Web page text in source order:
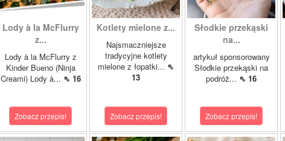
Lody à la McFlurry
z...
Lody à la McFlurry z
Kinder Bueno (Ninja
Creami) Lody à... ⇖ 16
Zobacz przepis!
Kotlety mielone z...
Najsmaczniejsze
tradycyjne kotlety
mielone z łopatki... ⇖
13
Zobacz przepis!
Słodkie przekąski
na...
artykuł sponsorowany
Słodkie przekąski na
podróż... ⇖ 16
Zobacz przepis!